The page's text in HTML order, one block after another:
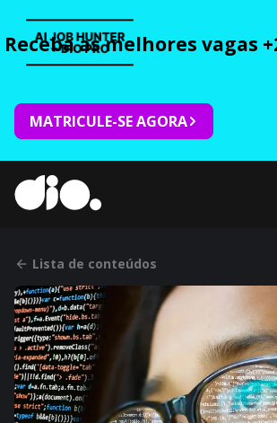
Receba as melhores vagas
MATRICULE-SE AGORA
Lista de conteúdos